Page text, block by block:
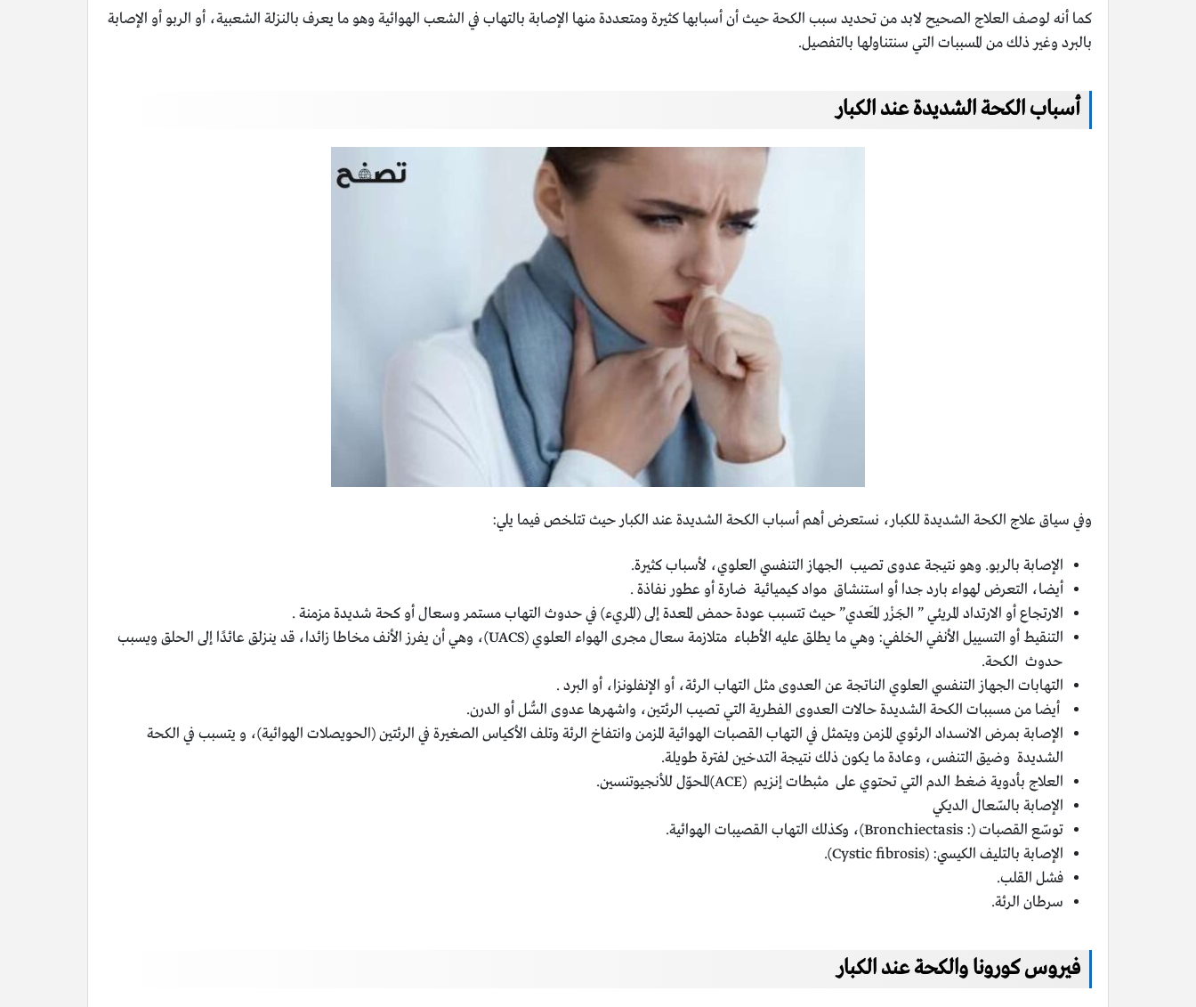
كما أنه لوصف العلاج الصحيح لابد من تحديد سبب الكحة حيث أن أسبابها كثيرة ومتعددة منها الإصابة بالتهاب في الشعب الهوائية وهو ما يعرف بالنزلة الشعبية، أو الربو أو الإصابة
بالبرد وغير ذلك من المسببات التي سنتناولها بالتفصيل.
أسباب الكحة الشديدة عند الكبار
وفي سياق علاج الكحة الشديدة للكبار، نستعرض أهم أسباب الكحة الشديدة عند الكبار حيث تتلخص فيما يلي:
الإصابة بالربو. وهو نتيجة عدوى تصيب الجهاز التنفسي العلوي، لأسباب كثيرة.
أيضا، التعرض لهواء بارد جدا أو استنشاق مواد كيميائية ضارة أو عطور نفاذة .
الارتجاع أو الارتداد المريئي ” الجَزْر المَعدي” حيث تتسبب عودة حمض المعدة إلى (المريء) في حدوث التهاب مستمر وسعال أو كحة شديدة مزمنة .
التنقيط أو التسييل الأنفي الخلفي: وهي ما يطلق عليه الأطباء متلازمة سعال مجرى الهواء العلوي (UACS)، وهي أن يفرز الأنف مخاطا زائدا، قد ينزلق عائدًا إلى الحلق ويسبب
حدوث الكحة.
التهابات الجهاز التنفسي العلوي الناتجة عن العدوى مثل التهاب الرئة، أو الإنفلونزا، أو البرد .
أيضا من مسببات الكحة الشديدة حالات العدوى الفطرية التي تصيب الرئتين، واشهرها عدوى السُّل أو الدرن.
الإصابة بمرض الانسداد الرئوي المزمن ويتمثل في التهاب القصبات الهوائية المزمن وانتفاخ الرئة وتلف الأكياس الصغيرة في الرئتين (الحويصلات الهوائية)، و يتسبب في الكحة
الشديدة وضيق التنفس، وعادة ما يكون ذلك نتيجة التدخين لفترة طويلة.
العلاج بأدوية ضغط الدم التي تحتوي على مثبطات إنزيم (ACE)المحوّل للأنجيوتنسين.
الإصابة بالسّعال الديكي
توسّع القصبات (: Bronchiectasis)، وكذلك التهاب القصيبات الهوائية.
الإصابة بالتليف الكيسي: (Cystic fibrosis).
فشل القلب.
سرطان الرئة.
فيروس كورونا والكحة عند الكبار